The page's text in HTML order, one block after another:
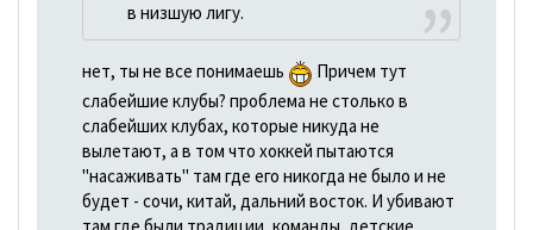
в низшую лигу.
нет, ты не все понимаешь
Причем тут
слабейшие клубы? проблема не столько в
слабейших клубах, которые никуда не
вылетают, а в том что хоккей пытаются
"насаживать" там где его никогда не было и не
будет - сочи, китай, дальний восток. И убивают